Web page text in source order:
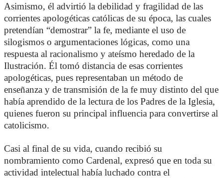
Asimismo, él advirtió la debilidad y fragilidad de las
corrientes apologéticas católicas de su época, las cuales
pretendían “demostrar” la fe, mediante el uso de
silogismos o argumentaciones lógicas, como una
respuesta al racionalismo y ateísmo heredado de la
Ilustración. Él tomó distancia de esas corrientes
apologéticas, pues representaban un método de
enseñanza y de transmisión de la fe muy distinto del que
había aprendido de la lectura de los Padres de la Iglesia,
quienes fueron su principal influencia para convertirse al
catolicismo.
Casi al final de su vida, cuando recibió su
nombramiento como Cardenal, expresó que en toda su
actividad intelectual había luchado contra el